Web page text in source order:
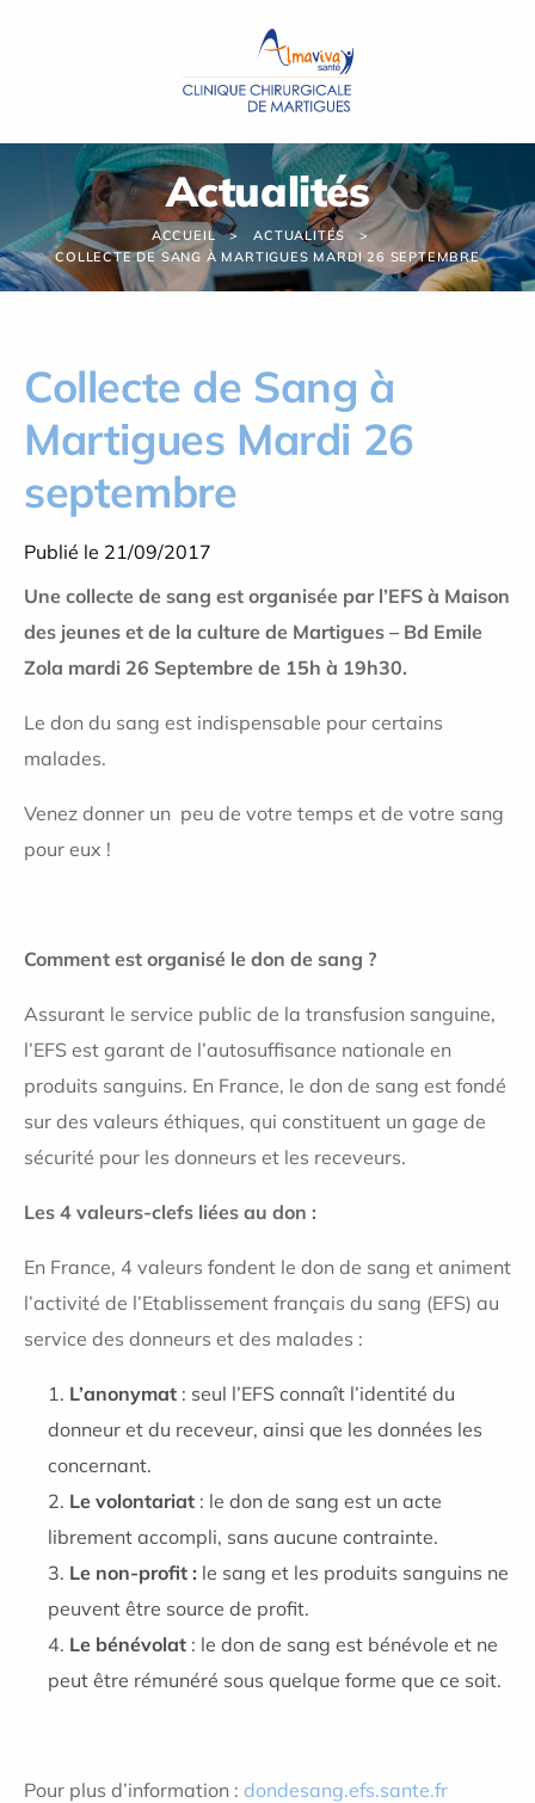
Actualités
ACCUEIL
ACTUALITÉS
COLLECTE DE SANG À MARTIGUES MARDI 26 SEPTEMBRE
Collecte de Sang à
Martigues Mardi 26
septembre
Publié le 21/09/2017
Une collecte de sang est organisée par l’EFS à Maison
des jeunes et de la culture de Martigues – Bd Emile
Zola mardi 26 Septembre de 15h à 19h30.
Le don du sang est indispensable pour certains
malades.
Venez donner un peu de votre temps et de votre sang
pour eux !
Comment est organisé le don de sang ?
Assurant le service public de la transfusion sanguine,
l’EFS est garant de l’autosuffisance nationale en
produits sanguins. En France, le don de sang est fondé
sur des valeurs éthiques, qui constituent un gage de
sécurité pour les donneurs et les receveurs.
Les 4 valeurs-clefs liées au don :
En France, 4 valeurs fondent le don de sang et animent
l’activité de l’Etablissement français du sang (EFS) au
service des donneurs et des malades :
L’anonymat : seul l’EFS connaît l’identité du
donneur et du receveur, ainsi que les données les
concernant.
Le volontariat : le don de sang est un acte
librement accompli, sans aucune contrainte.
Le non-profit : le sang et les produits sanguins ne
peuvent être source de profit.
Le bénévolat : le don de sang est bénévole et ne
peut être rémunéré sous quelque forme que ce soit.
Pour plus d’information : dondesang.efs.sante.fr